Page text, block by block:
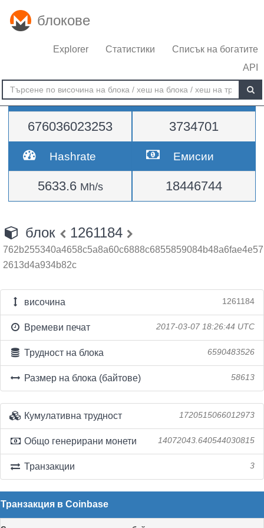
блокове
Explorer Статистики
Списък на богатите
API
Трудност
676036023253
височина
3734701
Hashrate
5633.6 Mh/s
Емисии
18446744
блок 1261184
762b255340a4658c5a8a60c6888c6855859084b48a6fae4e57
2613d4a934b82c
височина 1261184
Времеви печат 2017-03-07 18:26:44 UTC
Трудност на блока 6590483526
Размер на блока (байтове) 58613
Кумулативна трудност 1720515066012973
Общо генерирани монети 14072043.640544030815
Транзакции 3
Транзакция в Coinbase